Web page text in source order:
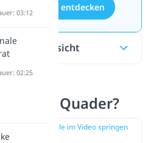
Aufgaben entdecken
Inhaltsübersicht
ist ein Quader?
zur Stelle im Video springen
03:12
02:25